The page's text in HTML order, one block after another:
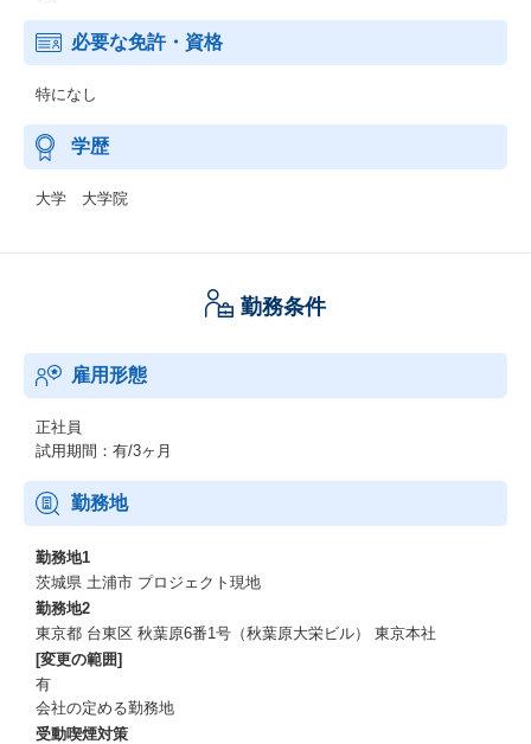
必要な免許・資格
特になし
学歴
大学 大学院
勤務条件
雇用形態
正社員
試用期間：有/3ヶ月
勤務地
勤務地1
茨城県 土浦市 プロジェクト現地
勤務地2
東京都 台東区 秋葉原6番1号（秋葉原大栄ビル） 東京本社
[変更の範囲]
有
会社の定める勤務地
受動喫煙対策